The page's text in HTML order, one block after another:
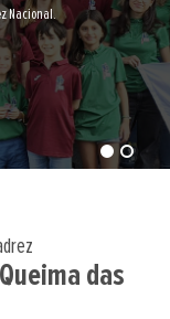
Nacional.
das